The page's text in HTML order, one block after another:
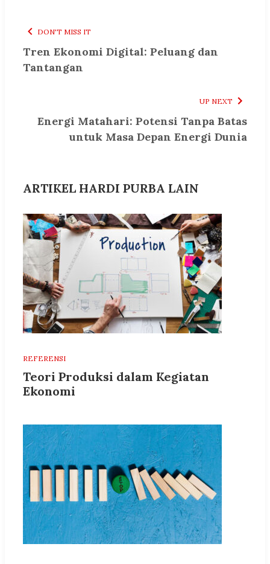
DON'T MISS IT
Tren Ekonomi Digital: Peluang dan
Tantangan
UP NEXT
Energi Matahari: Potensi Tanpa Batas
untuk Masa Depan Energi Dunia
ARTIKEL HARDI PURBA LAIN
REFERENSI
Teori Produksi dalam Kegiatan
Ekonomi